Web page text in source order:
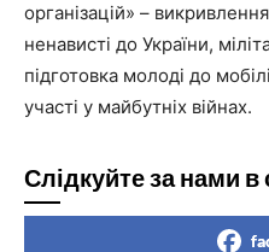
організацій» –
ненависті до України,
підготовка молоді до
участі у майбутніх війнах.
Слідкуйте за нами